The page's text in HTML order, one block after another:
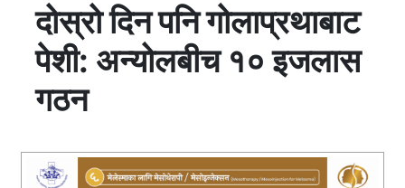
दोस्रो दिन पनि गोलाप्रथाबाट
पेशी: अन्योलबीच १० इजलास
गठन